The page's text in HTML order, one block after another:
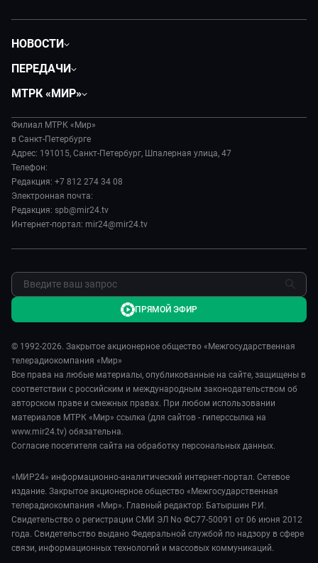
НОВОСТИ
Происшествия
Экономика
Культура
ПЕРЕДАЧИ
Игра в кино
Исторический детектив
Миллион за 5 минут
МИР. Мнение
Мировое соглашение
Пять причин поехать в...
МТРК «МИР»
История
Руководство
Новости компании
Пресса о нас
Карьера
Реклама
Обратная связь
Филиал МТРК «Мир»
в Санкт-Петербурге
Адрес: 191015, Санкт-Петербург, Шпалерная улица, 47
Телефон:
Редакция: +7 812 274 34 08
Электронная почта:
Редакция: spb@mir24.tv
Интернет-портал: mir24@mir24.tv
© 1992-2026. Закрытое акционерное общество «Межгосударственная
телерадиокомпания «Мир»
Все права на любые материалы, опубликованные на сайте, защищены в
соответствии с российским и международным законодательством об
авторском праве и смежных правах. При любом использовании
материалов МТРК «Мир» ссылка (для сайтов - гиперссылка на
www.mir24.tv) обязательна.
Согласие посетителя сайта на обработку персональных данных.
«МИР24» информационно-аналитический интернет-портал. Сетевое
издание. Закрытое акционерное общество «Межгосударственная
телерадиокомпания «Мир». Главный редактор: Батыршин Р.И.
Свидетельство о регистрации СМИ ЭЛ No ФС77-50091 от 06 июня 2012
года. Свидетельство выдано Федеральной службой по надзору в сфере
связи, информационных технологий и массовых коммуникаций.
ПРЯМОЙ ЭФИР